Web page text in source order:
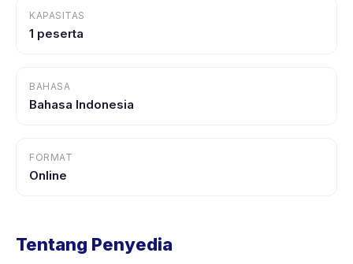
KAPASITAS
1 peserta
BAHASA
Bahasa Indonesia
FORMAT
Online
Tentang Penyedia